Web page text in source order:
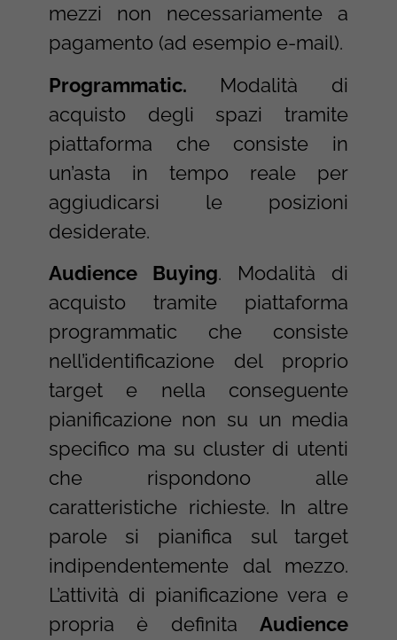
mezzi non necessariamente a
pagamento (ad esempio e-mail).
Programmatic. Modalità di
acquisto degli spazi tramite
piattaforma che consiste in
un’asta in tempo reale per
aggiudicarsi le posizioni
desiderate.
Audience Buying. Modalità di
acquisto tramite piattaforma
programmatic che consiste
nell’identificazione del proprio
target e nella conseguente
pianificazione non su un media
specifico ma su cluster di utenti
che rispondono alle
caratteristiche richieste. In altre
parole si pianifica sul target
indipendentemente dal mezzo.
L’attività di pianificazione vera e
propria è definitaAudience